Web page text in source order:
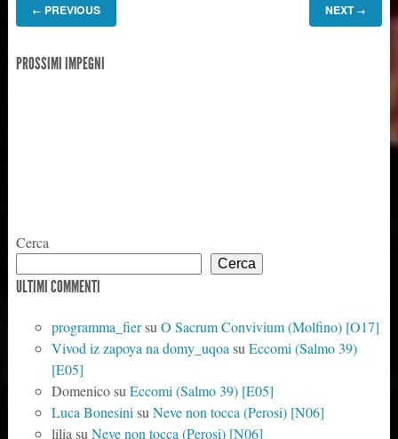
← PREVIOUS NEXT →
PROSSIMI IMPEGNI
Cerca
Cerca
ULTIMI COMMENTI
programma_fiersu O Sacrum Convivium (Molfino) [O17]
Vivod iz zapoya na domy_uqoa su Eccomi (Salmo 39)
[E05]
Domenicosu Eccomi (Salmo 39) [E05]
Luca Bonesini su Neve non tocca (Perosi) [N06]
lilia su Neve non tocca (Perosi) [N06]